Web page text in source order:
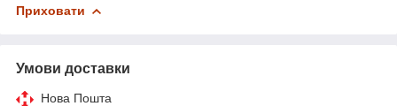
Приховати
Умови доставки
Нова Пошта